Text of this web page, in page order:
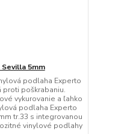
5mm
podlaha Experto
proti poškrabaniu.
vykurovanie a ľahko
podlaha Experto
tr.33 s integrovanou
vinylové podlahy